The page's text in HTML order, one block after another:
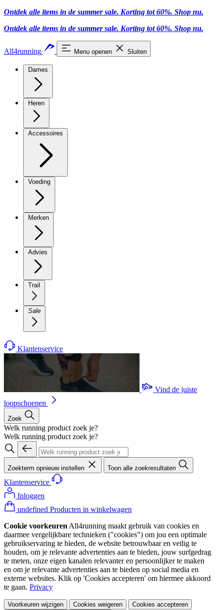
Ontdek alle items in de summer sale. Korting tot 60%. Shop nu.
Ontdek alle items in de summer sale. Korting tot 60%. Shop nu.
All4running Menu openen Sluiten
Dames
Heren
Accessoires
Voeding
Merken
Advies
Trail
Sale
Klantenservice
Vind de juiste
loopschoenen
Zoek
Welk running product zoek je?
Welk running product zoek je?
Zoekterm opnieuw instellen Toon alle zoekresultaten
Klantenservice
Inloggen
undefined Producten in winkelwagen
Cookie voorkeuren All4running maakt gebruik van cookies en
daarmee vergelijkbare technieken ("cookies") om jou een optimale
gebruikservaring te bieden, de website betrouwbaar en veilig te
houden, om je relevante advertenties aan te bieden, jouw surfgedrag
te meten, onze eigen kanalen relevanter en persoonlijker te maken
en om je relevante advertenties aan te bieden op social media en
externe websites. Klik op 'Cookies accepteren' om hiermee akkoord
te gaan. Privacy
Voorkeuren wijzigen Cookies weigeren Cookies accepteren